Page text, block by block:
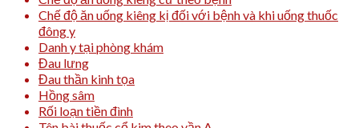
Chế độ ăn uống kiêng kị đối với bệnh và khi uống thuốc
đông y
Danh y tại phòng khám
Đau lưng
Đau thần kinh tọa
Hồng sâm
Rối loạn tiền đình